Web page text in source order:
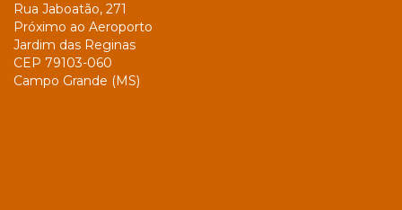
Rua Jaboatão, 271
Próximo ao Aeroporto
Jardim das Reginas
CEP 79103-060
Campo Grande (MS)